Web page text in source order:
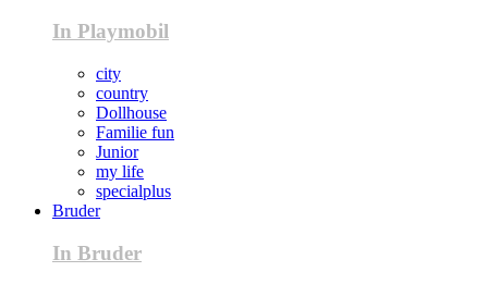
In Playmobil
city
country
Dollhouse
Familie fun
Junior
my life
specialplus
Bruder
In Bruder